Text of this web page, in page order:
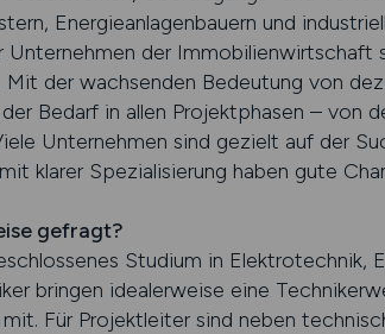
Energieanlagenbauern und
der Immobilienwirtschaft
der wachsenden Bedeutung von
Bedarf in allen Projektphasen – von
Unternehmen sind gezielt auf der
klarer Spezialisierung haben gute
gefragt?
Studium in Elektrotechnik,
bringen idealerweise eine
Für Projektleiter sind neben